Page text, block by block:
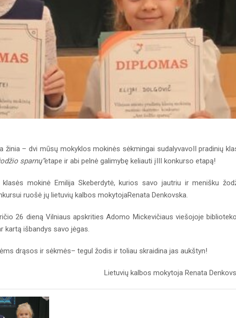
žinia – dvi mūsų mokyklos mokinės sėkmingai sudalyvavoII pradinių
sparnų“etape ir abi pelnė galimybę keliauti įIII konkurso etapą!
mokinė Emilija Skeberdytė, kurios savo jautriu ir menišku
ruošė jų lietuvių kalbos mokytojaRenata Denkovska.
26 dieną Vilniaus apskrities Adomo Mickevičiaus viešojoje
kartą išbandys savo jėgas.
drąsos ir sėkmės– tegul žodis ir toliau skraidina jas aukštyn!
Lietuvių kalbos mokytoja Renata